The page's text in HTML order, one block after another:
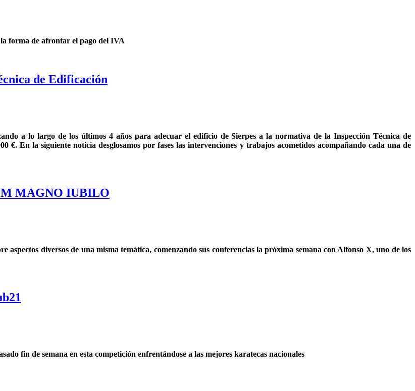
forma de afrontar el pago del IVA
de Edificación
a lo largo de los últimos 4 años para adecuar el edificio de Sierpes a la normativa de la Inspección Técnica de
€. En la siguiente noticia desglosamos por fases las intervenciones y trabajos acometidos acompañando cada una de
MAGNO IUBILO
diversos de una misma temática, comenzando sus conferencias la próxima semana con Alfonso X, uno de los
fin de semana en esta competición enfrentándose a las mejores karatecas nacionales